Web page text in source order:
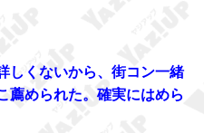
しくないから、街コン一緒
薦められた。確実にはめら